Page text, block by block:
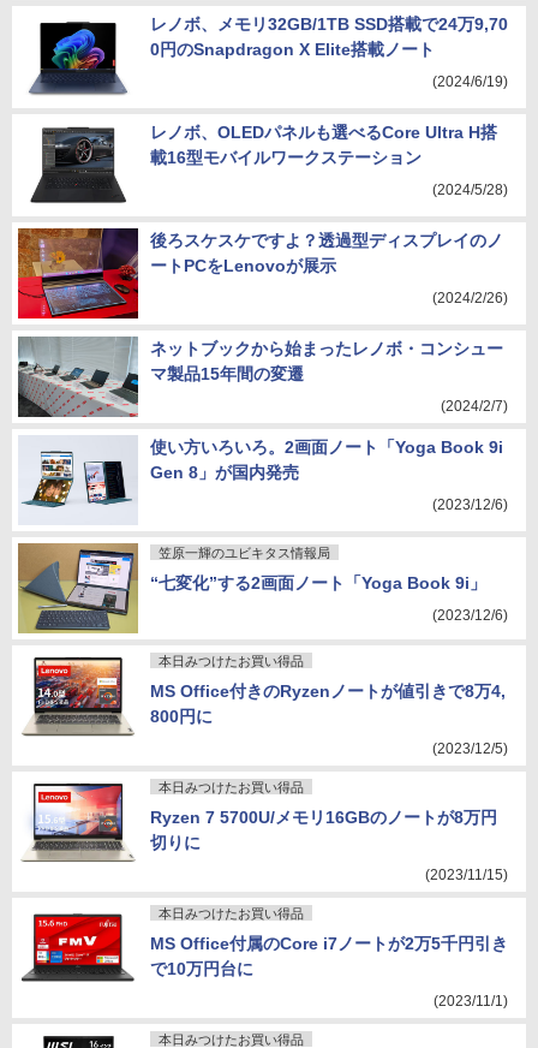
レノボ、メモリ32GB/1TB SSD搭載で24万9,70
0円のSnapdragon X Elite搭載ノート
(2024/6/19)
レノボ、OLEDパネルも選べるCore Ultra H搭
載16型モバイルワークステーション
(2024/5/28)
後ろスケスケですよ？透過型ディスプレイのノ
ートPCをLenovoが展示
(2024/2/26)
ネットブックから始まったレノボ・コンシュー
マ製品15年間の変遷
(2024/2/7)
使い方いろいろ。2画面ノート「Yoga Book 9i
Gen 8」が国内発売
(2023/12/6)
笠原一輝のユビキタス情報局
“七変化”する2画面ノート「Yoga Book 9i」
(2023/12/6)
本日みつけたお買い得品
MS Office付きのRyzenノートが値引きで8万4,
800円に
(2023/12/5)
本日みつけたお買い得品
Ryzen 7 5700U/メモリ16GBのノートが8万円
切りに
(2023/11/15)
本日みつけたお買い得品
MS Office付属のCore i7ノートが2万5千円引き
で10万円台に
(2023/11/1)
本日みつけたお買い得品